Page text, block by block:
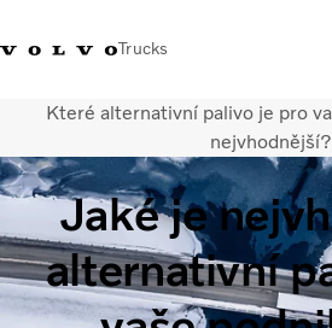
Trucks
+420 271 021 111 Klub řidičů Volvo Přihlášení
Segmentace
Modely
Služby
Použitá vozidla
Které alternativní palivo je pro
nejvhodnější?
Jaké je
alternativní